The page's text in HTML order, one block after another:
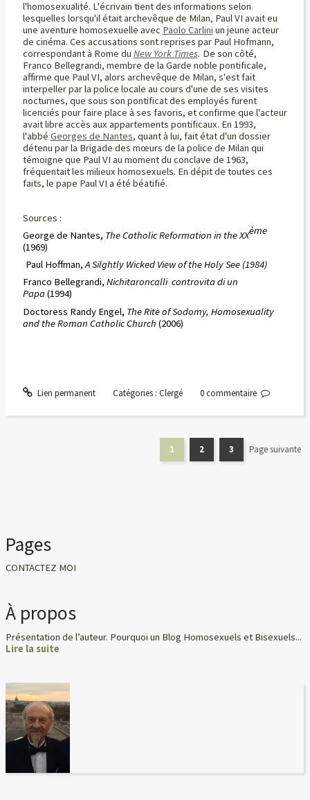
l'homosexualité. L'écrivain tient des informations selon
lesquelles lorsqu'il était archevêque de Milan, Paul VI avait eu
une aventure homosexuelle avec Paolo Carlini un jeune acteur
de cinéma. Ces accusations sont reprises par Paul Hofmann,
correspondant à Rome du New York Times. De son côté,
Franco Bellegrandi, membre de la Garde noble pontificale,
affirme que Paul VI, alors archevêque de Milan, s'est fait
interpeller par la police locale au cours d'une de ses visites
nocturnes, que sous son pontificat des employés furent
licenciés pour faire place à ses favoris, et confirme que l'acteur
avait libre accès aux appartements pontificaux. En 1993,
l'abbé Georges de Nantes, quant à lui, fait état d'un dossier
détenu par la Brigade des mœurs de la police de Milan qui
témoigne que Paul VI au moment du conclave de 1963,
fréquentait les milieux homosexuels. En dépit de toutes ces
faits, le pape Paul VI a été béatifié.
Sources :
George de Nantes, The Catholic Reformation in the XXème
(1969)
Paul Hoffman,A Silghtly Wicked View of the Holy See (1984)
Franco Bellegrandi, Nichitaroncalli controvita di un
Papa(1994)
Doctoress Randy Engel, The Rite of Sodomy, Homosexuality
and the Roman Catholic Church (2006)
Lien permanent Catégories : Clergé 0 commentaire
1 2 3 Page suivante
Pages
CONTACTEZ MOI
À propos
Présentation de l’auteur. Pourquoi un Blog Homosexuels et Bisexuels...
Lire la suite